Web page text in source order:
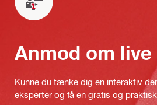
Anmod om
Kunne du tænke dig en interaktiv
eksperter og få en gratis og